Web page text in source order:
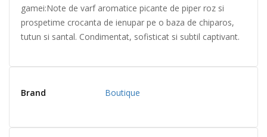
gamei:Note de varf aromatice picante de piper roz si
prospetime crocanta de ienupar pe o baza de chiparos,
tutun si santal. Condimentat, sofisticat si subtil captivant.
Brand Boutique